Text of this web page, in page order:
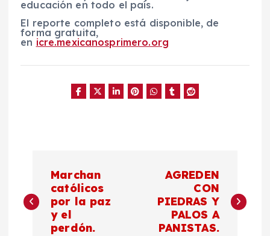
educación en todo el país.
El reporte completo está disponible, de
forma gratuita,
en icre.mexicanosprimero.org
a
Marchan
católicos
por la paz
y el
perdón.
AGREDEN
CON
PIEDRAS Y
PALOS A
PANISTAS.